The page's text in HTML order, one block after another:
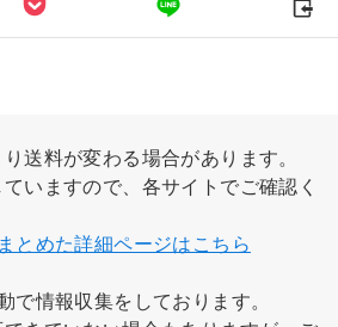
送料が変わる場合があります。
いますので、各サイトでご確認く
とめた詳細ページはこちら
で情報収集をしております。